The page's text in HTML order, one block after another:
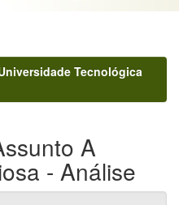
Tecnológica
A
- Análise